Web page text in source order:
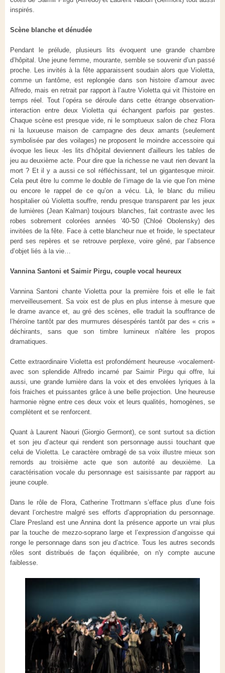
inspirés.
Scène blanche et dénudée
Pendant le prélude, plusieurs lits évoquent une grande chambre
d’hôpital. Une jeune femme, mourante, semble se souvenir d’un passé
proche. Les invités à la fête apparaissent soudain alors que Violetta,
comme un fantôme, est replongée dans son histoire d’amour avec
Alfredo, mais en retrait par rapport à l’autre Violetta qui vit l'histoire en
temps réel. Tout l’opéra se déroule dans cette étrange observation-
interaction entre deux Violetta qui échangent parfois par gestes.
Chaque scène est presque vide, ni le somptueux salon de chez Flora
ni la luxueuse maison de campagne des deux amants (seulement
symbolisée par des voilages) ne proposent le moindre accessoire qui
évoque les lieux -les lits d’hôpital deviennent d'ailleurs les tables de
jeu au deuxième acte. Pour dire que la richesse ne vaut rien devant la
mort ? Et il y a aussi ce sol réfléchissant, tel un gigantesque miroir.
Cela peut être lu comme le double de l’image de la vie que l'on mène
ou encore le rappel de ce qu’on a vécu. Là, le blanc du milieu
hospitalier où Violetta souffre, rendu presque transparent par les jeux
de lumières (Jean Kalman) toujours blanches, fait contraste avec les
robes sobrement colorées années '40-'50 (Chloé Obolensky) des
invitées de la fête. Face à cette blancheur nue et froide, le spectateur
perd ses repères et se retrouve perplexe, voire gêné, par l’absence
d’objet liés à la vie…
Vannina Santoni et Saimir Pirgu, couple vocal heureux
Vannina Santoni chante Violetta pour la première fois et elle le fait
merveilleusement. Sa voix est de plus en plus intense à mesure que
le drame avance et, au gré des scènes, elle traduit la souffrance de
l’héroïne tantôt par des murmures désespérés tantôt par des « cris »
déchirants, sans que son timbre lumineux n'altére les propos
dramatiques.
Cette extraordinaire Violetta est profondément heureuse -vocalement-
avec son splendide Alfredo incarné par Saimir Pirgu qui offre, lui
aussi, une grande lumière dans la voix et des envolées lyriques à la
fois fraiches et puissantes grâce à une belle projection. Une heureuse
harmonie règne entre ces deux voix et leurs qualités, homogènes, se
complètent et se renforcent.
Quant à Laurent Naouri (Giorgio Germont), ce sont surtout sa diction
et son jeu d’acteur qui rendent son personnage aussi touchant que
celui de Violetta. Le caractère ombragé de sa voix illustre mieux son
remords au troisième acte que son autorité au deuxième. La
caractérisation vocale du personnage est saisissante par rapport au
jeune couple.
Dans le rôle de Flora, Catherine Trottmann s’efface plus d’une fois
devant l’orchestre malgré ses efforts d’appropriation du personnage.
Clare Presland est une Annina dont la présence apporte un vrai plus
par la touche de mezzo-soprano large et l’expression d’angoisse qui
ronge le personnage dans son jeu d’actrice. Tous les autres seconds
rôles sont distribués de façon équilibrée, on n'y compte aucune
faiblesse.